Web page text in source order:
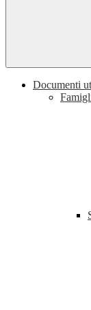
Documenti